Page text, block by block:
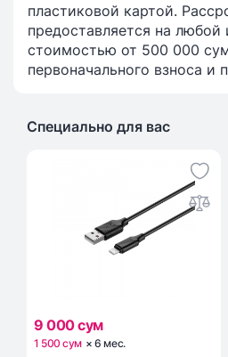
пластиковой картой.
предоставляется на любой
стоимостью от 500 000
первоначального взноса и
Специально для вас
9 000 сум
1 500 сум × 6 мес.